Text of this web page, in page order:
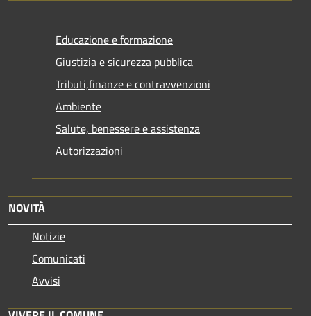
Educazione e formazione
Giustizia e sicurezza pubblica
Tributi,finanze e contravvenzioni
Ambiente
Salute, benessere e assistenza
Autorizzazioni
NOVITÀ
Notizie
Comunicati
Avvisi